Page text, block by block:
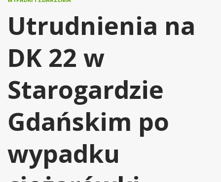
Utrudnienia na
DK 22 w
Starogardzie
Gdańskim po
wypadku